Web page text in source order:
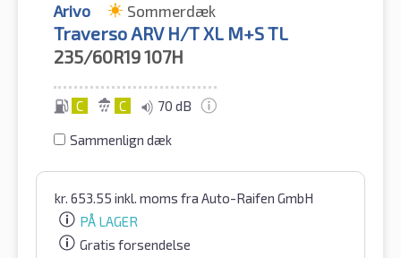
Arivo Sommerdæk
Traverso ARV H/T XL M+S TL
235/60R19107H
C C 70 dB
Sammenlign dæk
kr. 653.55 inkl. moms fra Auto-Raifen GmbH
PÅ LAGER
Gratis forsendelse